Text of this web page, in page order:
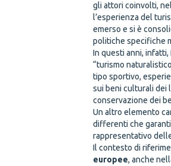
gli attori coinvolti,
l’esperienza del
emerso e si è
politiche specifiche
In questi anni,
“turismo
tipo sportivo,
sui beni culturali dei
conservazione dei
Un altro elemento
differenti che
rappresentativo
Il contesto di
europee, anche